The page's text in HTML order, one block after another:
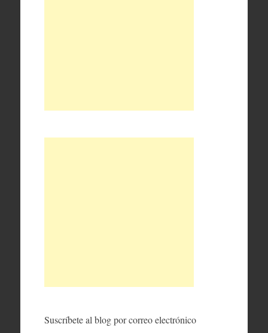
Suscríbete al blog por correo electrónico